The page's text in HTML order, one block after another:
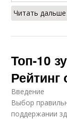
Читать
Топ-10
Рейтинг
Введение
Выбор
поддержании